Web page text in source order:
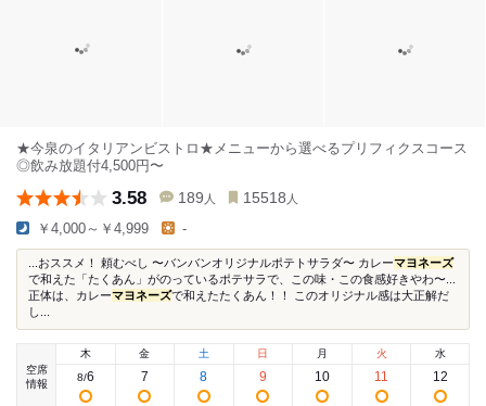
★今泉のイタリアンビストロ★メニューから選べるプリフィクスコース
◎飲み放題付4,500円〜
3.58 189 人 15518 人
￥4,000～￥4,999 -
...おススメ！ 頼むべし 〜バンバンオリジナルポテトサラダ〜 カレーマヨネーズ
で和えた「たくあん」がのっているポテサラで、この味・この食感好きやわ〜...
正体は、カレーマヨネーズで和えたたくあん！！ このオリジナル感は大正解だ
し...
空席
情報
木
8/6
金
7
土
8
日
9
月
10
火
11
水
12